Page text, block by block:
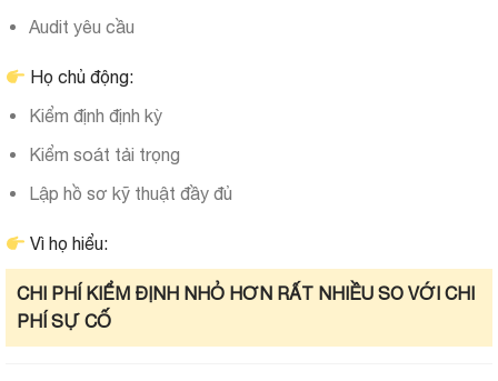
Audit yêu cầu
Họ chủ động:
Kiểm định định kỳ
Kiểm soát tải trọng
Lập hồ sơ kỹ thuật đầy đủ
Vì họ hiểu:
CHI PHÍ KIỂM ĐỊNH NHỎ HƠN RẤT NHIỀU SO VỚI CHI
PHÍ SỰ CỐ